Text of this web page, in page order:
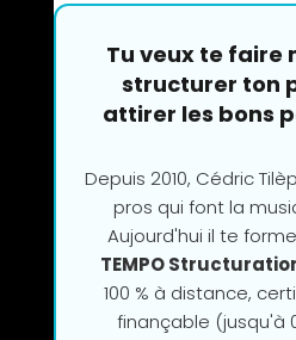
Tu veux te faire
structurer ton
attirer les bons
Depuis 2010, Cédric
pros qui font la
Aujourd'hui il te
TEMPO
100 % à distance,
finançable (jusqu'à